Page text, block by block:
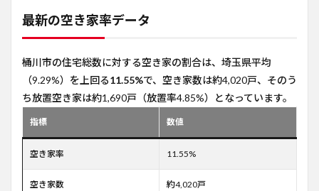
最新の空き家率データ
桶川市の住宅総数に対する空き家の割合は、埼玉県平均
（9.29%）を上回る11.55%で、空き家数は約4,020戸、そのう
ち放置空き家は約1,690戸（放置率4.85%）となっています。
指標 数値
空き家率 11.55%
空き家数 約4,020戸